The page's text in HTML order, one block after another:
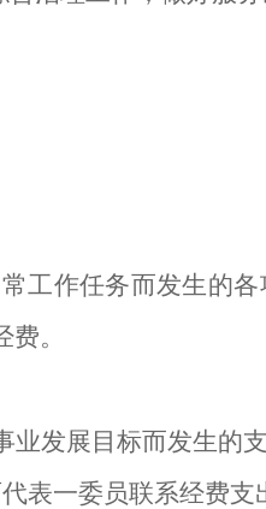
工作任务而发生的
。
发展目标而发生的
表一委员联系经费支